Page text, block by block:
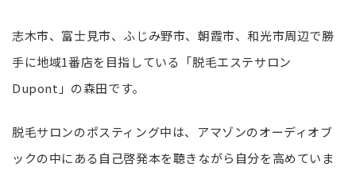
志木市、富士見市、ふじみ野市、朝霞市、和光市周辺で勝
手に地域1番店を目指している「脱毛エステサロン
Dupont」の森田です。
脱毛サロンのポスティング中は、アマゾンのオーディオブ
ックの中にある自己啓発本を聴きながら自分を高めていま